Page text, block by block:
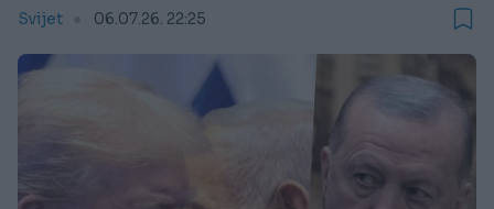
Svijet 06.07.26. 22:25